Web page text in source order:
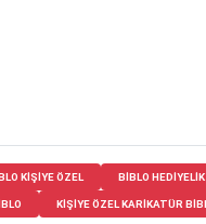
KIŞIYE ÖZEL BIBLO HEDIYELIK
KIŞIYE ÖZEL KARIKATÜR